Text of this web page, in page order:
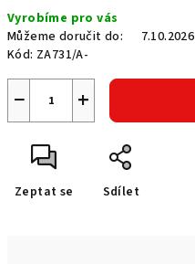
cena:
Vyrobíme pro vás
Můžeme doručit do:
7.10.2026
Kód: ZA731/A-
+
−
Zeptat se Sdílet